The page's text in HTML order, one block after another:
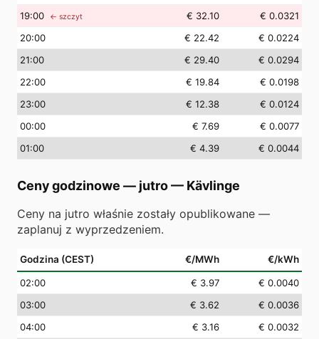
19:00 ← szczyt € 32.10
€ 0.0321
20:00 € 22.42
€ 0.0224
21:00 € 29.40
€ 0.0294
22:00 € 19.84
€ 0.0198
23:00 € 12.38
€ 0.0124
00:00 € 7.69
€ 0.0077
01:00 € 4.39 € 0.0044
Ceny godzinowe — jutro— Kävlinge
Ceny na jutro właśnie zostały opublikowane —
zaplanuj z wyprzedzeniem.
Godzina (CEST) €/MWh €/kWh
02:00 € 3.97
€ 0.0040
03:00 € 3.62
€ 0.0036
04:00 € 3.16
€ 0.0032